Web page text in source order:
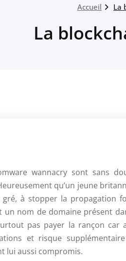
Accueil La
La
wannacry sont sans
qu’un jeune
gré, à stopper la propagation
nom de domaine présent
pas payer la rançon car
et risque
lui aussi compromis.